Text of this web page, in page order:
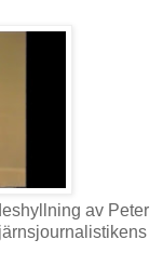
av Peter